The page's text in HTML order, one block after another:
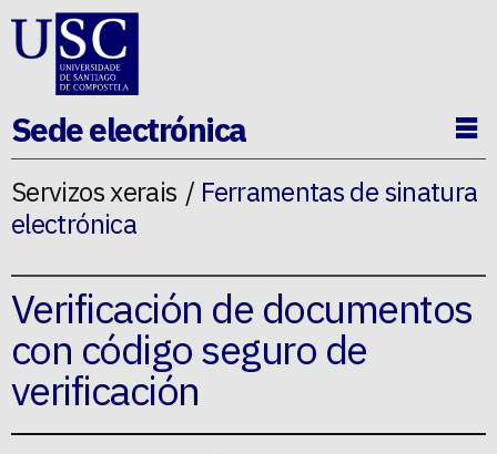
Ir ao contido da p�xina
Sede electrónica
Servizos xerais
Ferramentas de sinatura
electrónica
Verificación de documentos
con código seguro de
verificación